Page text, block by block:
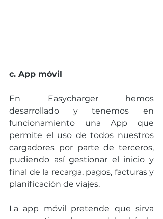
c. App móvil
En Easycharger hemos
desarrollado y tenemos en
funcionamiento una App que
permite el uso de todos nuestros
cargadores por parte de terceros,
pudiendo así gestionar el inicio y
final de la recarga, pagos, facturas y
planificación de viajes.
La app móvil pretende que sirva